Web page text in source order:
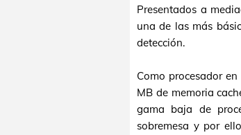
Presentados a
una de las más
detección.
Como procesador
MB de memoria
gama baja de
sobremesa y por